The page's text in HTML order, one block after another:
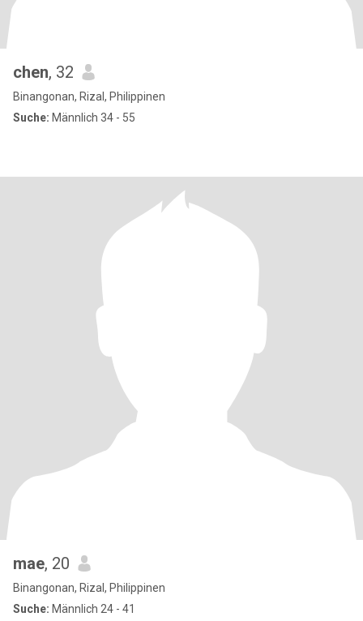
chen, 32
Binangonan, Rizal, Philippinen
Suche: Männlich 34 - 55
mae, 20
Binangonan, Rizal, Philippinen
Suche: Männlich 24 - 41